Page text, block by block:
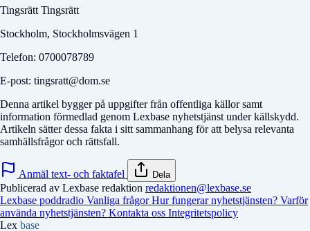
Tingsrätt Tingsrätt
Stockholm, Stockholmsvägen 1
Telefon: 0700078789
E-post: tingsratt@dom.se
Denna artikel bygger på uppgifter från offentliga källor samt
information förmedlad genom Lexbase nyhetstjänst under källskydd.
Artikeln sätter dessa fakta i sitt sammanhang för att belysa relevanta
samhällsfrågor och rättsfall.
Anmäl text- och faktafel Dela
Publicerad av Lexbase redaktion redaktionen@lexbase.se
Lexbase poddradio Vanliga frågorHur fungerar nyhetstjänsten? Varför
använda nyhetstjänsten? Kontakta oss Integritetspolicy
Lex base